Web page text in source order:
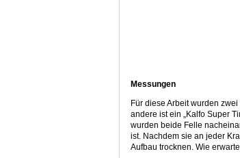
Messungen
Für diese Arbeit wurden
andere ist ein „Kalfo Super
wurden beide Felle
ist. Nachdem sie an jeder
Aufbau trocknen. Wie